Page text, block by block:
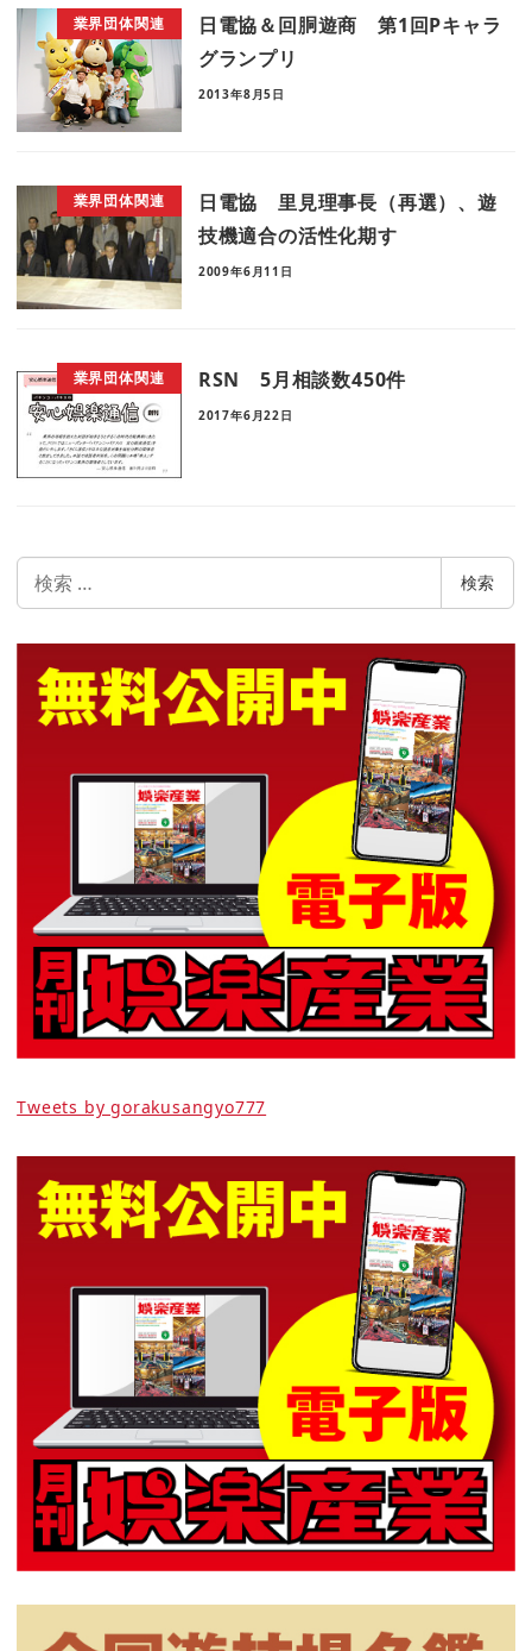
業界団体関連
日電協＆回胴遊商 第1回Pキャラ
グランプリ
2013年8月5日
業界団体関連
日電協 里見理事長（再選）、遊
技機適合の活性化期す
2009年6月11日
業界団体関連 RSN 5月相談数450件
2017年6月22日
索
検索
Tweets by gorakusangyo777